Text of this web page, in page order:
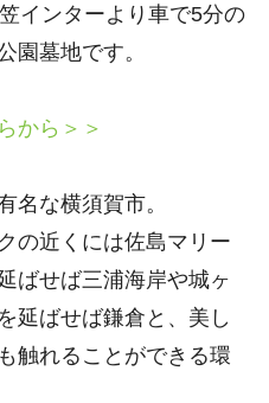
インターより車で5分の
園墓地です。
から＞＞
名な横須賀市。
の近くには佐島マリー
ばせば三浦海岸や城ヶ
延ばせば鎌倉と、美し
触れることができる環